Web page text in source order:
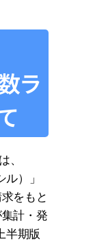
ラ
、
）」
をもと
計・発
半期版